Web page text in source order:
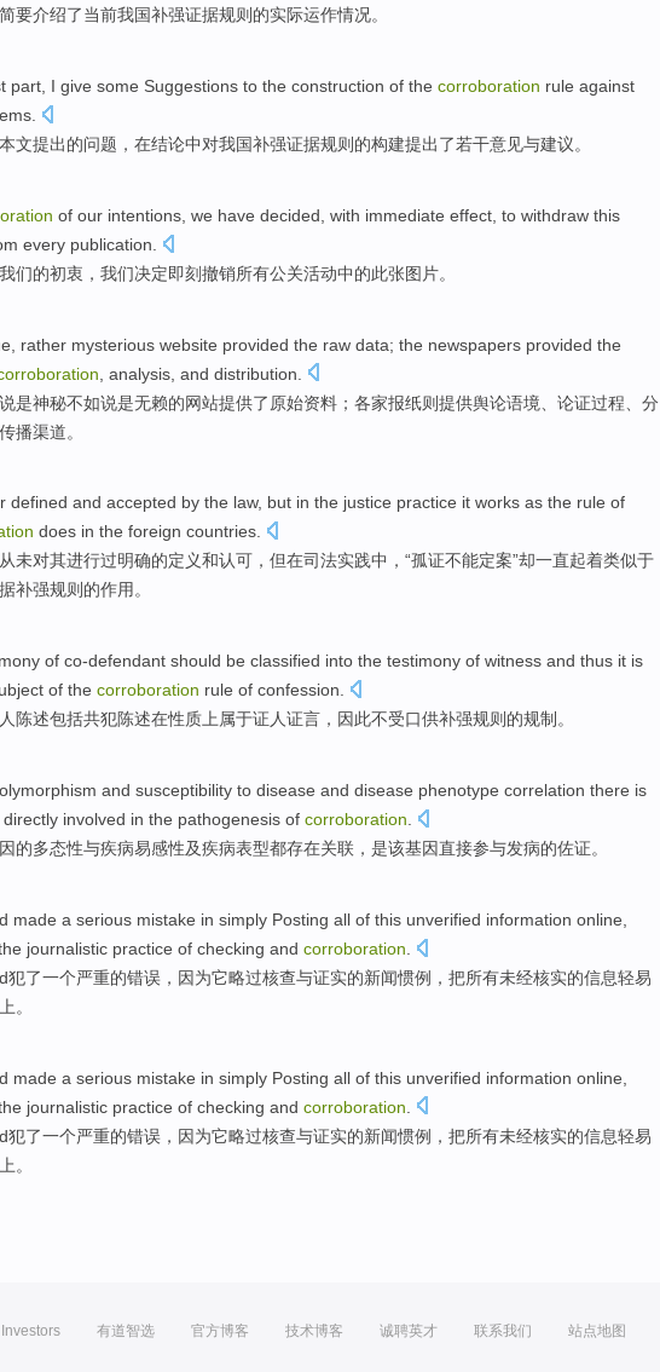
简要介绍了当前我国补强证据规则 的实际运作情况。
part , I give some Suggestions to the construction of the corroboration rule against
本文提出的问题 ， 在结论中对我国补强证据规则 的构建提出了若干意见与建议。
of our intentions we have decided with immediate effect, to withdraw this
every publication
我们的初衷 ， 我们决定即刻撤销所有公关活动中的此张图片。
rather mysterious website provided the raw data; the newspapers provided the
analysis and distribution
是神秘不如说是无赖的网站提供了 原始资料 ； 各家报纸则提供舆论语境 论证过程、 分
播渠道。
defined and accepted by the law, but in the justice practice it works as the rule of
does in the foreign countries.
从未对其进行过明确的定义和认可 ， 但在司法实践中 ，“孤证不能定案”却一直起着类似于
补强规则 的作用。
of co-defendant should be classified into the testimony of witness and thus it is
of the corroboration rule of confession.
陈述包括共犯陈述在性质 上属于证人证言 ， 因此不受口供补强规则 的规制。
and susceptibility to disease and disease phenotype correlation there is
directly involved in the pathogenesis of corroboration
的多态性与疾病易感性及疾病表型都存在关联， 是该基因直接参与发病的佐证。
made a serious mistake in simply Posting all of this unverified information online
journalistic practice of checking and corroboration
犯了一个严重的错误 ，因为它略过核查与证实的新闻惯例 ，把所有未经核实的信息轻易
。
made a serious mistake in simply Posting all of this unverified information online
journalistic practice of checking and corroboration
犯了一个严重的错误 ，因为它略过核查与证实的新闻惯例 ，把所有未经核实的信息轻易
。
Investors 有道智选 官方博客 技术博客 诚聘英才 联系我们 站点地图